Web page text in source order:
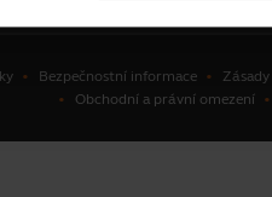
Bezpečnostní informace
Obchodní a právní omezení